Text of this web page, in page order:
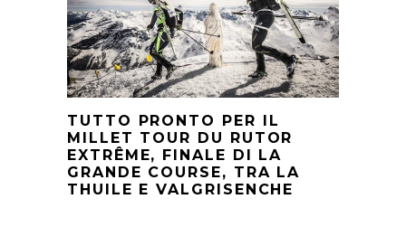
TUTTO PRONTO PER IL
MILLET TOUR DU RUTOR
EXTRÊME, FINALE DI LA
GRANDE COURSE, TRA LA
THUILE E VALGRISENCHE